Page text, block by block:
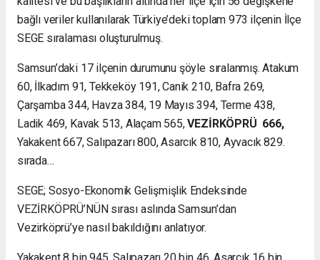
bağlı veriler kullanılarak Türkiye’deki toplam 973 ilçenin İlçe
SEGE sıralaması oluşturulmuş.
Samsun’daki 17 ilçenin durumunu şöyle sıralanmış. Atakum
60, İlkadım 91, Tekkeköy 191, Canik 210, Bafra 269,
Çarşamba 344, Havza 384, 19 Mayıs 394, Terme 438,
Ladik 469, Kavak 513, Alaçam 565,VEZİRKÖPRÜ 666,
Yakakent 667, Salıpazarı 800, Asarcık 810, Ayvacık 829.
sırada…
SEGE; Sosyo-Ekonomik Gelişmişlik Endeksinde
VEZİRKÖPRÜ’NÜN sırası aslında Samsun’dan
Vezirköprü’ye nasıl bakıldığını anlatıyor.
Yakakent 8 bin 945, Salıpazarı 20 bin 46, Asarcık 16 bin